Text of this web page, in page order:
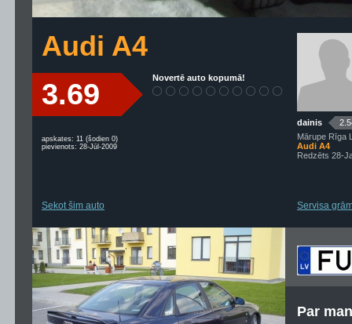
Audi A4
3.69 Novertē auto kopumā!
apskates: 11 (šodien 0)
pievienots: 28-Jūl-2009
Sekot šim auto
dainis
Mārupe Rīga
Audi A4
Redzēts 28-
Servisa
Par